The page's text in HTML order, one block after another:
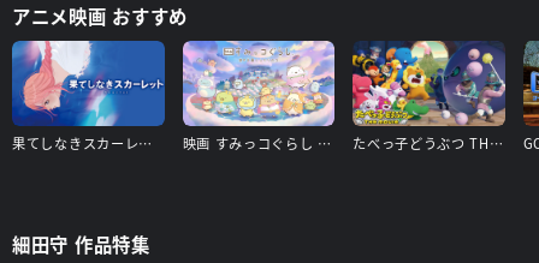
アニメ映画 おすすめ
果てしなきスカーレット 映画 すみっコぐらし 空の王国とふたりのコ たべっ子どうぶつ THE MOVIE
細田守 作品特集